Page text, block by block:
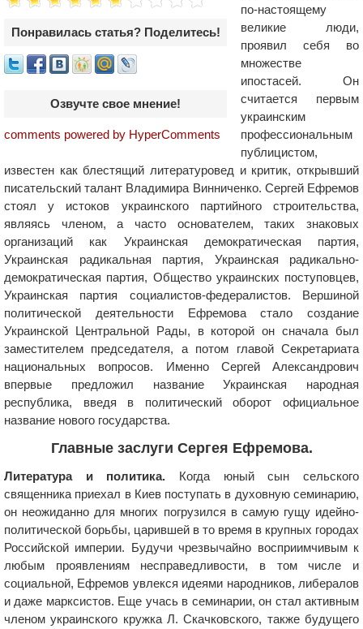
Понравилась статья? Поделитесь!
Озвучте свое мнение!
comments powered by HyperComments
по-настоящему
великие люди,
проявил себя во
множестве
ипостасей. Он
считается первым
украинским
профессиональным
публицистом,
известен как блестящий литературовед и критик, открывший
писательский талант Владимира Винниченко. Сергей Ефремов
стоял у истоков украинского партийного строительства,
являясь членом, а часто основателем, таких знаковых
организаций как Украинская демократическая партия,
Украинская радикальная партия, Украинская радикально-
демократическая партия, Общество украинских поступовцев,
Украинская партия социалистов-федералистов. Вершиной
политической деятельности Ефремова стало создание
Украинской Центральной Рады, в которой он сначала был
заместителем председателя, а потом главой Секретариата
национальных вопросов. Именно Сергей Александрович
впервые предложил название Украинская народная
республика, введя в политический оборот официальное
название нового государства.
Главные заслуги Сергея Ефремова.
Литература и политика. Когда юный сын сельского
священника приехал в Киев поступать в духовную семинарию,
он неожиданно для многих погрузился в самую гущу идейно-
политической борьбы, царившей в то время в крупных городах
Российской империи. Будучи чрезвычайно восприимчивым к
любым проявлениям несправедливости, в том числе и
социальной, Ефремов увлекся идеями народников, либералов
и даже марксистов. Еще учась в семинарии, он стал активным
членом украинского кружка Л. Скачковского, также будущего